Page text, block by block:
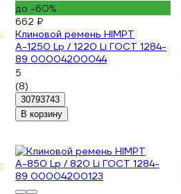
до -60%
662 ₽
Клиновой ремень HIMPT
А-1250 Lp / 1220 Li ГОСТ 1284-
89 00004200044
5
(8)
30793743
В корзину